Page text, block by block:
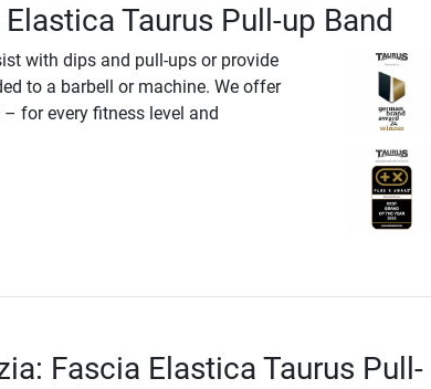
Taurus Pull-up Band
with dips and pull-ups or provide
to a barbell or machine. We offer
for every fitness level and
Fascia Elastica Taurus Pull-